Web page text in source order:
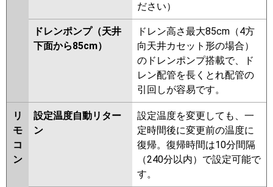
ださい）
ドレンポンプ（天井
下面から85cm）
ドレン高さ最大85cm（4方
向天井カセット形の場合）
のドレンポンプ搭載で、ド
レン配管を長くとれ配管の
引回しが容易です。
リ
モ
コ
ン
設定温度自動リター
ン
設定温度を変更しても、一
定時間後に変更前の温度に
復帰。復帰時間は10分間隔
（240分以内）で設定可能で
す。